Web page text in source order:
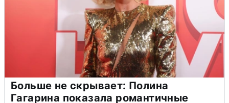
Больше не скрывает: Полина
Гагарина показала романтичные